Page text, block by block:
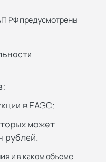
РФ предусмотрены
в ЕАЭС;
может
рублей.
и в каком объеме